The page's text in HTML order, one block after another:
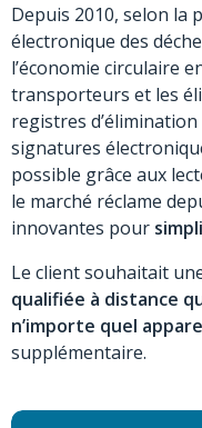
Depuis 2010, selon la
électronique des
l’économie circulaire
transporteurs et les
registres
signatures
possible grâce aux
le marché réclame
innovantes pour
Le client souhaitait
qualifiée à distance
n’importe quel
supplémentaire.